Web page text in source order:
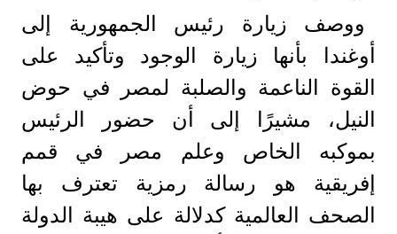
ووصف زيارة رئيس الجمهورية إلى
أوغندا بأنها زيارة الوجود وتأكيد على
القوة الناعمة والصلبة لمصر في حوض
النيل، مشيرًا إلى أن حضور الرئيس
بموكبه الخاص وعلم مصر في قمم
إفريقية هو رسالة رمزية تعترف بها
الصحف العالمية كدلالة على هيبة الدولة